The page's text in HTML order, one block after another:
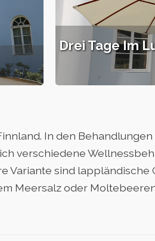
Drei Tage Im
In den
verschiedene
Variante sind lappländische
Meersalz oder